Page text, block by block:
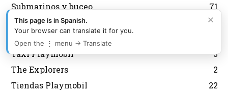
Submarinos y buceo
71
Súper 4 Playmobil
23
Taxi Playmobil
3
The Explorers
2
Tiendas Playmobil
22
×
This page is in Spanish.
Your browser can translate it for you.
Open the ⋮ menu → Translate